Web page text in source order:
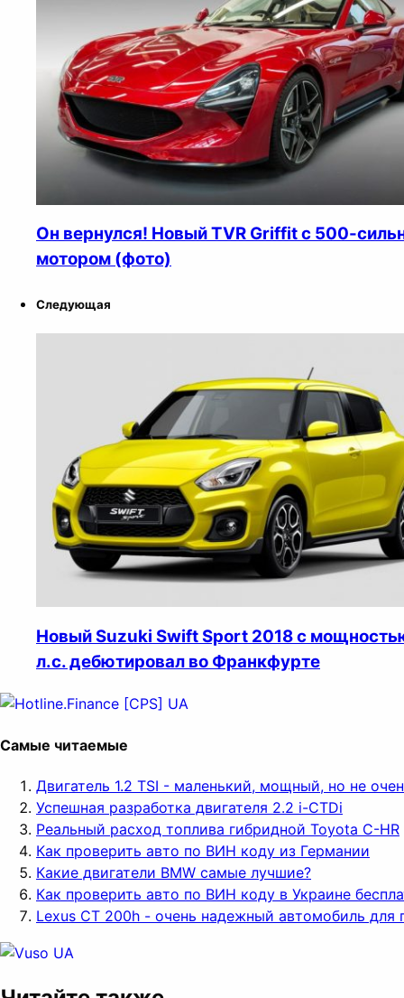
Он вернулся! Новый TVR Griffit с 500-
мотором (фото)
Следующая
Новый Suzuki Swift Sport 2018 с
л.с. дебютировал во Франкфурте
Самые читаемые
Двигатель 1.2 TSI - маленький, мощный, но не
Успешная разработка двигателя 2.2 i-CTDi
Реальный расход топлива гибридной Toyota C-HR
Как проверить авто по ВИН коду из Германии
Какие двигатели BMW самые лучшие?
Как проверить авто по ВИН коду в Украине
Lexus CT 200h - очень надежный автомобиль для